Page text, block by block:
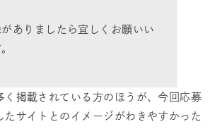
ありましたら宜しくお願いい
く掲載されている方のほうが、今回応募
たサイトとのイメージがわきやすかった